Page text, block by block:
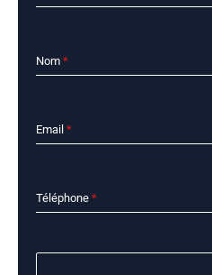
Nom *
Email *
Téléphone *